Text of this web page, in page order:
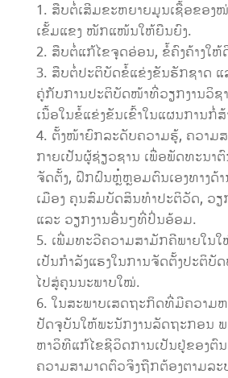
ສືບຕໍ່ເສີມຂະຫຍາຍມູນເຊື້ອຂອງ
ເຂັ້ມແຂງ ໜັກແໜ້ນໃຫ້ຍືນຍົງ.
ສືບຕໍ່ແກ້ໄຂຈຸດອ່ອນ, ຂໍ້ຄົງຄ້າງໃ
ສືບຕໍ່ປະຕິບັດຂໍ້ແຂ່ງຂັນຮັກຊາດ ແ
ຄູ່ກັບການປະຕິບັດໜ້າທີ່ວຽກງານວິຊາ
ເນື້ອໃນຂໍ້ແຂ່ງຂັນເຂົ້າໃນແຜນການກໍ່
ຕັ້ງໜ້າຍົກລະດັບຄວາມຮູ້, ຄວາມ
ກາຍເປັນຜູ້ຊ່ຽວຊານ ເພື່ອພັດທະນາຕົ
ຈັດຕັ້ງ, ຝຶກຝົນຫຼໍ່ຫຼອມຕົນເອງທາງດ້
ເມືອງ ຄຸນສົມບັດສິນທໍາປະຕິວັດ, ວຽ
ແລະ ວຽກງານອື່ນໆທີ່ປິ່ນອ້ອມ.
ເພີ່ມທະວີຄວາມສາມັກຄີພາຍໃນ
ເປັນກຳລັງແຮງໃນການຈັດຕັ້ງປະຕິບັ
ໄປສູ່ຄຸນນະພາບໃໝ່.
ໃນສະພາບເສດຖະກິດທີ່ມີຄວາມ
ປັດຈຸບັນໃຫ້ພະນັກງານລັດຖະກອນ ພ
ຫາວິທີແກ້ໄຂຊີວິດການເປັນຢູ່ຂອງຕົນ
ຄວາມສາມາດຕົວຈິງຖືກຕ້ອງຕາມລ